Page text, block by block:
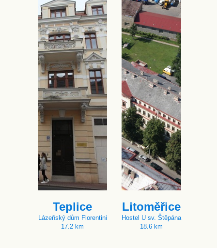
Teplice
Lázeňský dům Florentini
17.2 km
Litoměřice
Hostel U sv. Štěpána
18.6 km